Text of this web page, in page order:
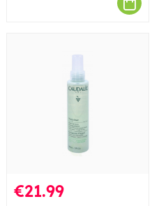
€21.99